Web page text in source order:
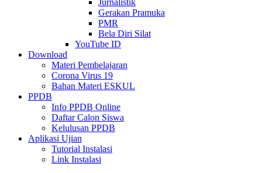
Jurnalistik
Gerakan Pramuka
PMR
Bela Diri Silat
YouTube ID
Download
Materi Pembelajaran
Corona Virus 19
Bahan Materi ESKUL
PPDB
Info PPDB Online
Daftar Calon Siswa
Kelulusan PPDB
Aplikasi Ujian
Tutorial Instalasi
Link Instalasi